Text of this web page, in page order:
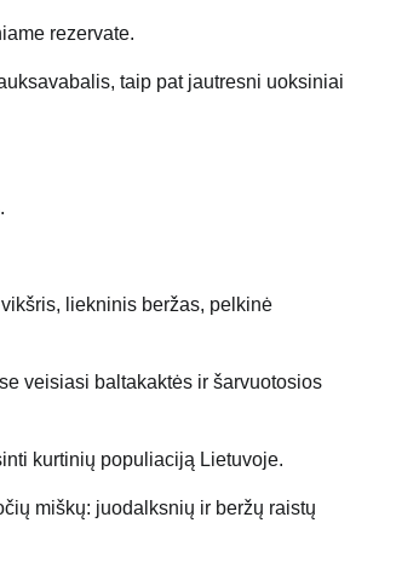
rezervate.
taip pat jautresni uoksiniai
liekninis beržas, pelkinė
veisiasi baltakaktės ir šarvuotosios
kurtinių populiaciją Lietuvoje.
miškų: juodalksnių ir beržų raistų